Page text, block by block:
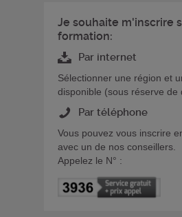
Je souhaite m'inscrire
formation:
Par internet
Sélectionner une région et
disponible (sous réserve de
Par téléphone
Vous pouvez vous inscrire
avec un de nos conseillers.
Appelez le N° :